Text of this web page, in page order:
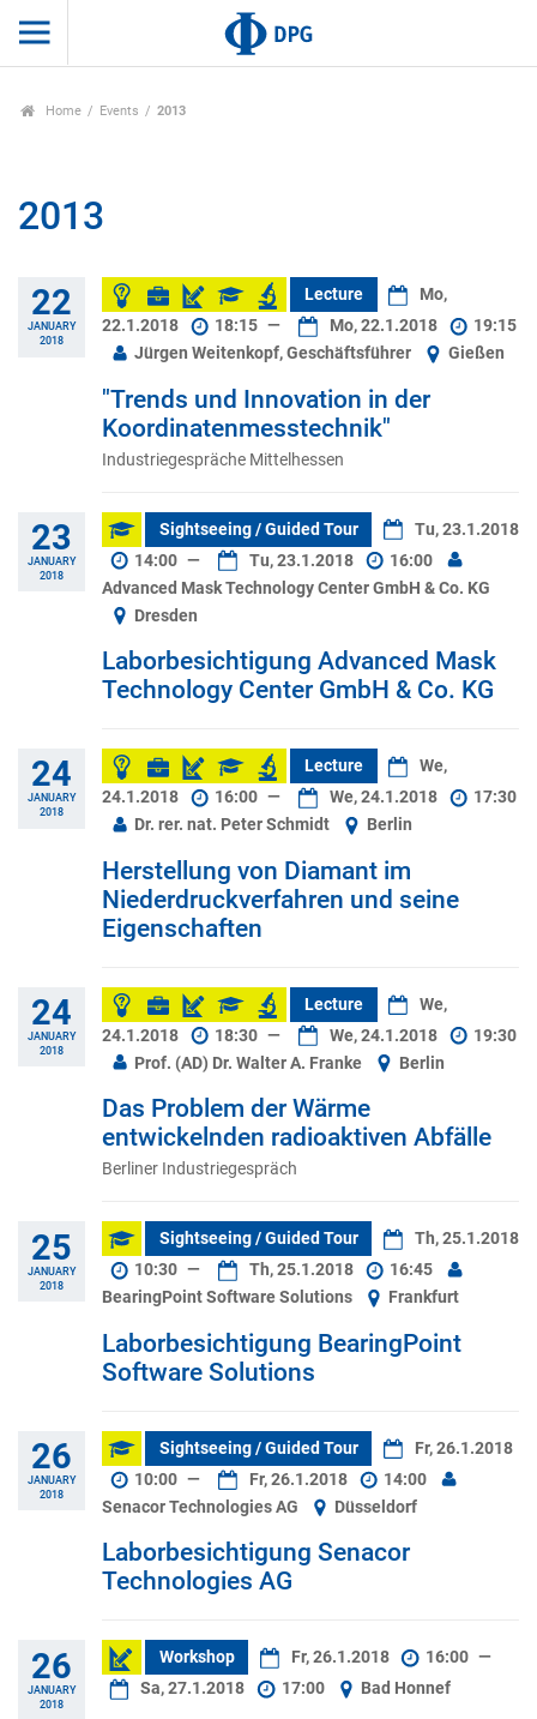
Home Events 2013
2013
22
JANUARY
2018
Lecture
Mo,
22.1.2018
18:15 — Mo, 22.1.2018
19:15
Jürgen Weitenkopf, Geschäftsführer
Gießen
"Trends und Innovation in der
Koordinatenmesstechnik"
Industriegespräche Mittelhessen
23
JANUARY
2018
Sightseeing / Guided Tour
Tu, 23.1.2018
14:00 — Tu, 23.1.2018
16:00
Advanced Mask Technology Center GmbH & Co. KG
Dresden
Laborbesichtigung Advanced Mask
Technology Center GmbH & Co. KG
24
JANUARY
2018
Lecture
We,
24.1.2018
16:00 — We, 24.1.2018
17:30
Dr. rer. nat. Peter Schmidt
Berlin
Herstellung von Diamant im
Niederdruckverfahren und seine
Eigenschaften
24
JANUARY
2018
Lecture
We,
24.1.2018
18:30 — We, 24.1.2018
19:30
Prof. (AD) Dr. Walter A. Franke
Berlin
Das Problem der Wärme
entwickelnden radioaktiven Abfälle
Berliner Industriegespräch
25
JANUARY
2018
Sightseeing / Guided Tour
Th, 25.1.2018
10:30 — Th, 25.1.2018
16:45
BearingPoint Software Solutions
Frankfurt
Laborbesichtigung BearingPoint
Software Solutions
26
JANUARY
2018
Sightseeing / Guided Tour
Fr, 26.1.2018
10:00 — Fr, 26.1.2018
14:00
Senacor Technologies AG
Düsseldorf
Laborbesichtigung Senacor
Technologies AG
26
JANUARY
2018
Workshop Fr, 26.1.2018 16:00 —
Sa, 27.1.2018
17:00 Bad Honnef